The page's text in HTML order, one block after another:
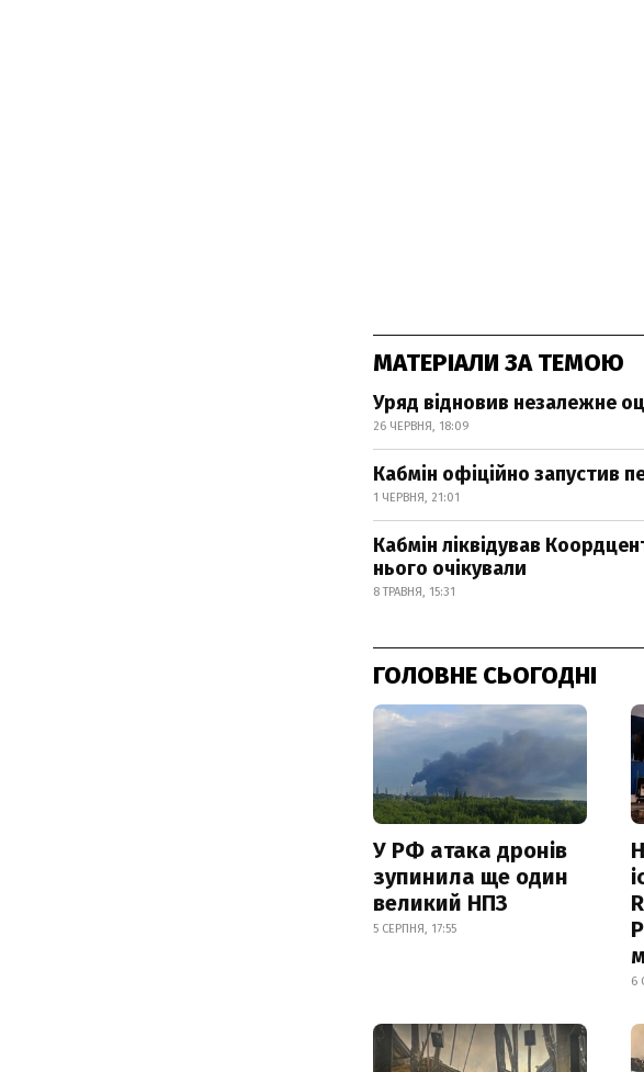
МАТЕРІАЛИ ЗА ТЕМОЮ
Уряд відновив незалежне
26 ЧЕРВНЯ, 18:09
Кабмін офіційно запустив
1 ЧЕРВНЯ, 21:01
Кабмін ліквідував
нього очікували
8 ТРАВНЯ, 15:31
ГОЛОВНЕ СЬОГОДНІ
У РФ атака дронів
зупинила ще один
великий НПЗ
5 СЕРПНЯ, 17:55
6